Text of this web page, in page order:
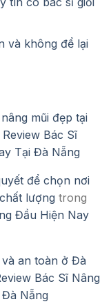
và không để lại
mũi đẹp tại
Review Bác Sĩ
Tại Đà Nẵng
để chọn nơi
lượng trong
Đầu Hiện Nay
an toàn ở Đà
Bác Sĩ Nâng
Nẵng